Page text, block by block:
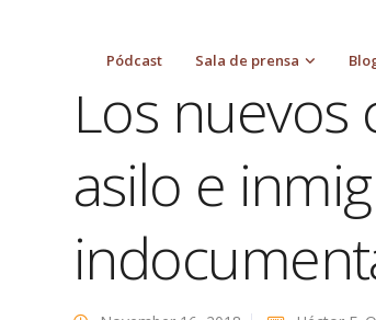
Pódcast Sala de prensa
indocumentados
Los
asilo e